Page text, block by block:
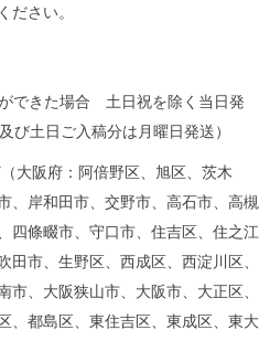
ださい。
できた場合 土日祝を除く当日発
土日ご入稿分は月曜日発送）
大阪府：阿倍野区、旭区、茨木
、岸和田市、交野市、高石市、高槻
四條畷市、守口市、住吉区、住之江
田市、生野区、西成区、西淀川区、
、大阪狭山市、大阪市、大正区、
、都島区、東住吉区、東成区、東大